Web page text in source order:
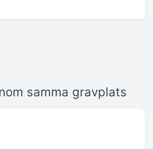
samma gravplats